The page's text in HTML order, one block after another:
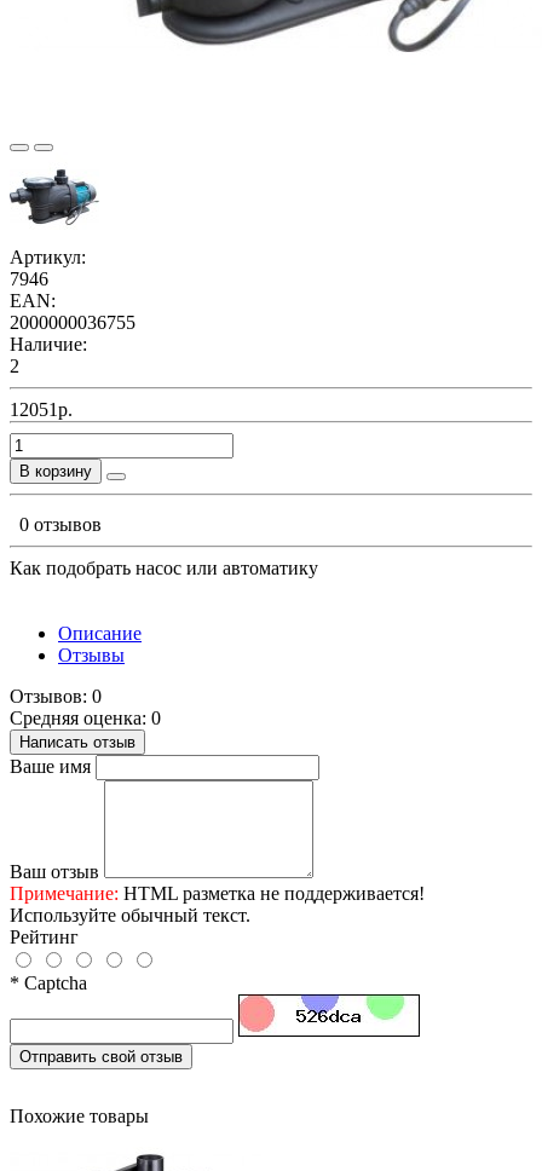
Артикул:
7946
EAN:
2000000036755
Наличие:
2
12051р.
В корзину
0 отзывов
Как подобрать насос или автоматику
Описание
Отзывы
Отзывов: 0
Средняя оценка: 0
Написать отзыв
Ваше имя
Ваш отзыв
Примечание: HTML разметка не поддерживается!
Используйте обычный текст.
Рейтинг
* Captcha
Отправить свой отзыв
Похожие товары